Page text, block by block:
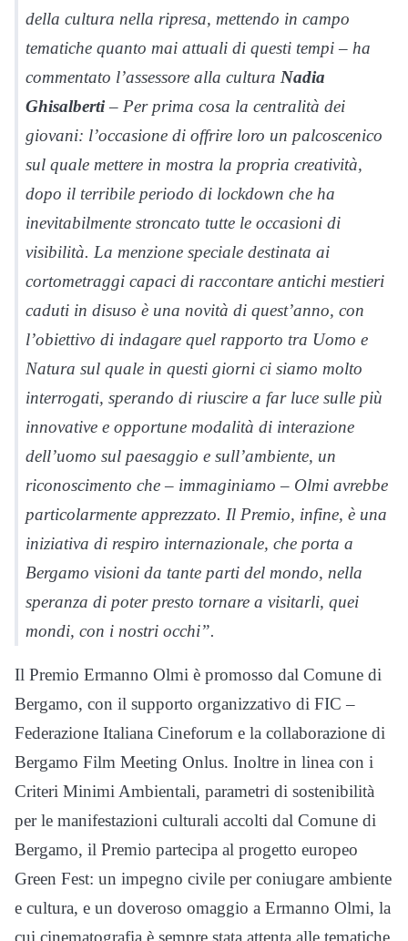
della cultura nella ripresa, mettendo in campo
tematiche quanto mai attuali di questi tempi – ha
commentato l’assessore alla cultura Nadia
Ghisalberti– Per prima cosa la centralità dei
giovani: l’occasione di offrire loro un palcoscenico
sul quale mettere in mostra la propria creatività,
dopo il terribile periodo di lockdown che ha
inevitabilmente stroncato tutte le occasioni di
visibilità. La menzione speciale destinata ai
cortometraggi capaci di raccontare antichi mestieri
caduti in disuso è una novità di quest’anno, con
l’obiettivo di indagare quel rapporto tra Uomo e
Natura sul quale in questi giorni ci siamo molto
interrogati, sperando di riuscire a far luce sulle più
innovative e opportune modalità di interazione
dell’uomo sul paesaggio e sull’ambiente, un
riconoscimento che – immaginiamo – Olmi avrebbe
particolarmente apprezzato. Il Premio, infine, è una
iniziativa di respiro internazionale, che porta a
Bergamo visioni da tante parti del mondo, nella
speranza di poter presto tornare a visitarli, quei
mondi, con i nostri occhi”.
Il Premio Ermanno Olmi è promosso dal Comune di
Bergamo, con il supporto organizzativo di FIC –
Federazione Italiana Cineforum e la collaborazione di
Bergamo Film Meeting Onlus. Inoltre in linea con i
Criteri Minimi Ambientali, parametri di sostenibilità
per le manifestazioni culturali accolti dal Comune di
Bergamo, il Premio partecipa al progetto europeo
Green Fest: un impegno civile per coniugare ambiente
e cultura, e un doveroso omaggio a Ermanno Olmi, la
cui cinematografia è sempre stata attenta alle tematiche